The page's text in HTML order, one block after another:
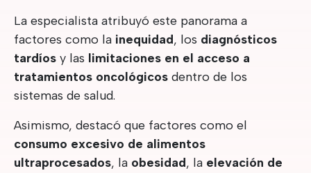
La especialista atribuyó este panorama a
factores como la inequidad, los diagnósticos
tardíos y las limitaciones en el acceso a
tratamientos oncológicos dentro de los
sistemas de salud.
Asimismo, destacó que factores como el
consumo excesivo de alimentos
ultraprocesados, la obesidad, la elevación de